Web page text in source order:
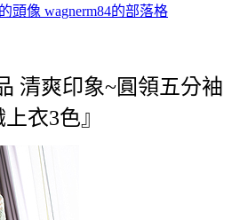
wagnerm84的部落格
清爽印象~圓領五分袖
衣3色』